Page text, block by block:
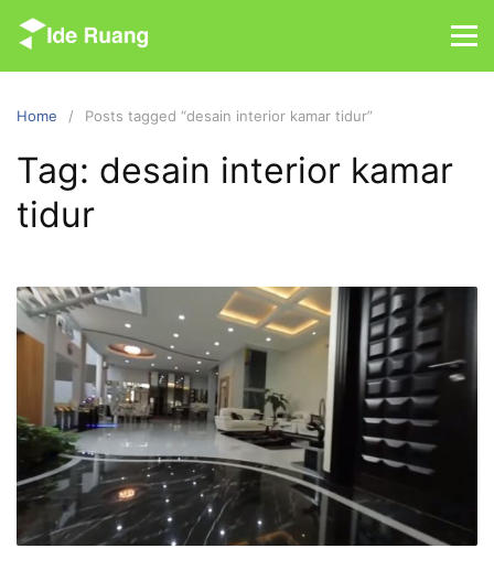
i
Home Posts tagged “desain interior kamar tidur”
Tag: desain interior kamar
tidur